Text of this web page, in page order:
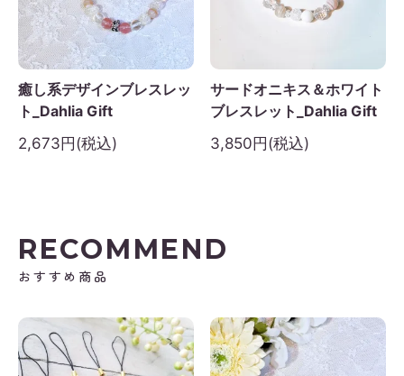
火 水 木 金
1 2 3 4 5
7 8 9 10 11 12
14 15 16 17
21 22 23 24
癒し系デザインブレスレッ
ト_Dahlia Gift
2,673円(税込)
サードオニキス＆ホワイト
ブレスレット_Dahlia Gift
3,850円(税込)
RECOMMEND
おすすめ商品